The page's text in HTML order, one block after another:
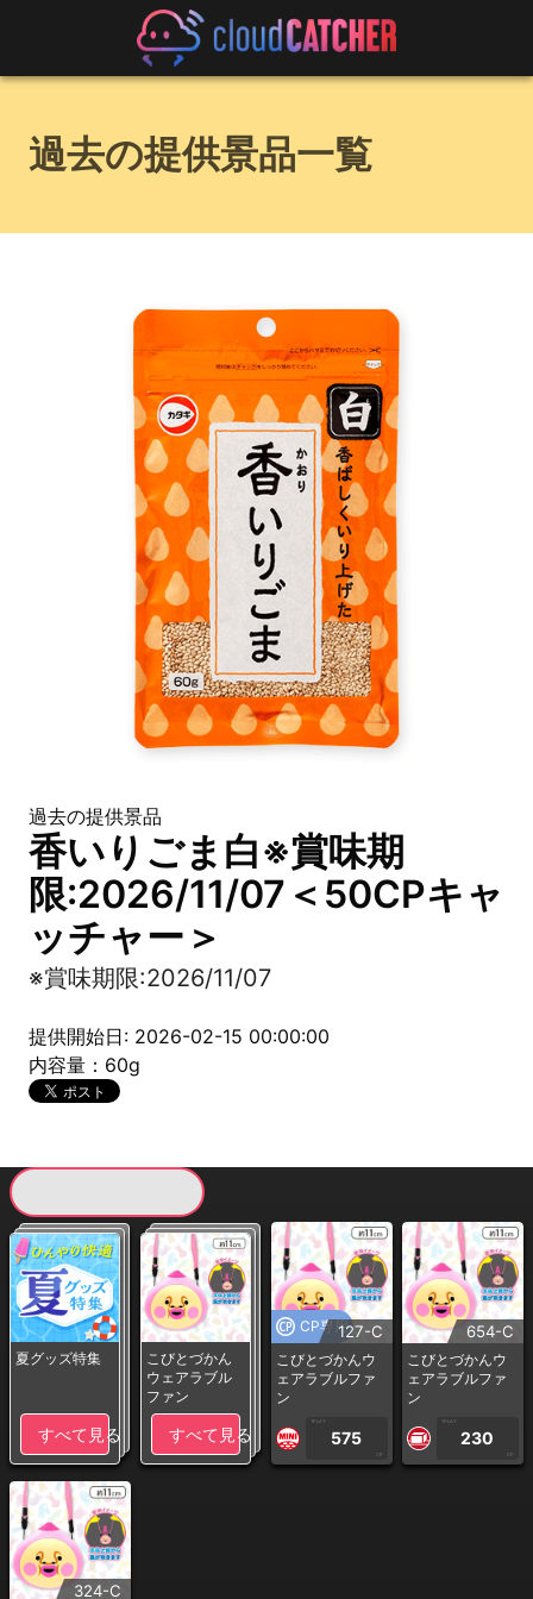
過去の提供景品一覧
過去の提供景品
香いりごま白※賞味期
限:2026/11/07＜50CPキャ
ッチャー＞
※賞味期限:2026/11/07
提供開始日: 2026-02-15 00:00:00
内容量：60g
夏グッズ特集
すべて見る
こびとづかん
ウェアラブル
ファン
すべて見る
CP専用127-C
こびとづかんウ
ェアラブルファ
ン
1PLAY
575
CP
654-C
こびとづかんウ
ェアラブルファ
ン
1PLAY
230
CP
324-C